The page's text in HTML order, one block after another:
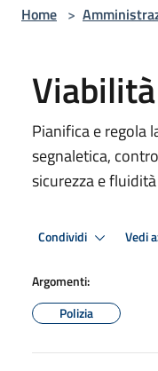
Home >
Viabilità
Pianifica e regola
segnaletica,
sicurezza e
Condividi Vedi
Argomenti:
Polizia